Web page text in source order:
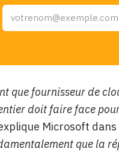
que fournisseur de
doit faire face
Microsoft
que la